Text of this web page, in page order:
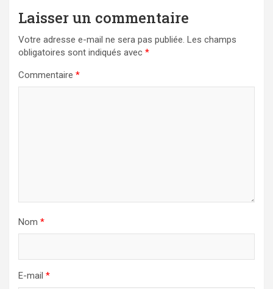
Laisser un commentaire
Votre adresse e-mail ne sera pas publiée. Les champs
obligatoires sont indiqués avec *
Commentaire *
Nom *
E-mail *